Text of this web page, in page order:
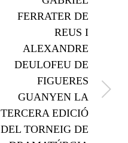
FERRATER DE
REUS I
ALEXANDRE
DEULOFEU DE
FIGUERES
GUANYEN LA
TERCERA EDICIÓ
DEL TORNEIG DE